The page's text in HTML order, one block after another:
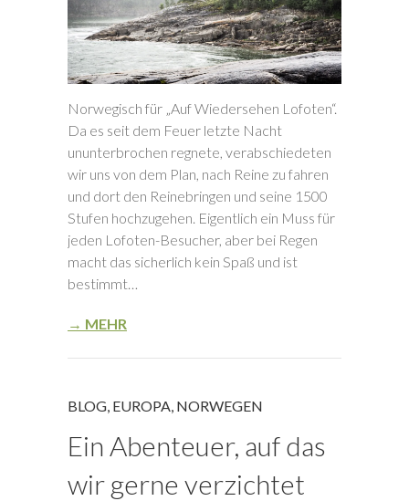
Norwegisch für „Auf Wiedersehen Lofoten“.
Da es seit dem Feuer letzte Nacht
ununterbrochen regnete, verabschiedeten
wir uns von dem Plan, nach Reine zu fahren
und dort den Reinebringen und seine 1500
Stufen hochzugehen. Eigentlich ein Muss für
jeden Lofoten-Besucher, aber bei Regen
macht das sicherlich kein Spaß und ist
bestimmt…
→ MEHR
BLOG, EUROPA, NORWEGEN
Ein Abenteuer, auf das
wir gerne verzichtet